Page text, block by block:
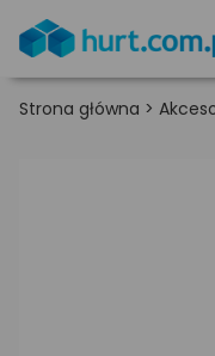
Strona główna >